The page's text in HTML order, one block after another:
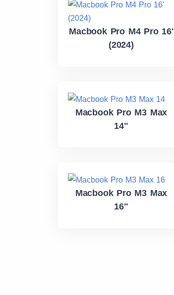
Macbook Pro M4 Pro 16'
(2024)
Macbook Pro M3 Max
14"
Macbook Pro M3 Max
16"